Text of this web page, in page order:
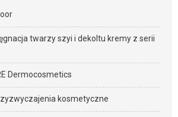
twarzy szyi i dekoltu kremy z serii
Dermocosmetics
kosmetyczne